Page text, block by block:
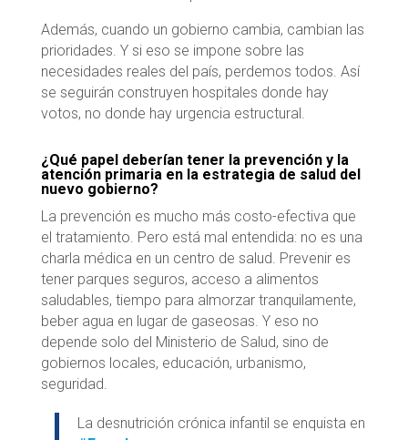
Además, cuando un gobierno cambia, cambian las
prioridades. Y si eso se impone sobre las
necesidades reales del país, perdemos todos. Así
se seguirán construyen hospitales donde hay
votos, no donde hay urgencia estructural.
¿Qué papel deberían tener la prevención y la
atención primaria en la estrategia de salud del
nuevo gobierno?
La prevención es mucho más costo-efectiva que
el tratamiento. Pero está mal entendida: no es una
charla médica en un centro de salud. Prevenir es
tener parques seguros, acceso a alimentos
saludables, tiempo para almorzar tranquilamente,
beber agua en lugar de gaseosas. Y eso no
depende solo del Ministerio de Salud, sino de
gobiernos locales, educación, urbanismo,
seguridad.
La desnutrición crónica infantil se enquista en